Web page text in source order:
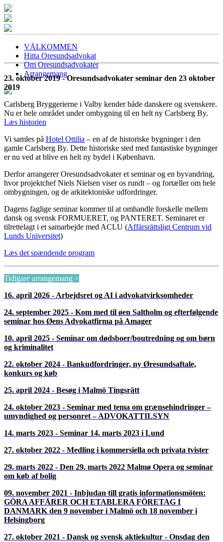
VÄLKOMMEN
Hitta Oresundsadvokat
Om Oresundsadvokater
Arrangemang
23. oktober 2019 - Oresundsadvokater seminar den 23 oktober
2019
Carlsberg Bryggerierne i Valby kender både danskere og svenskere.
Nu er hele området under ombygning til en helt ny Carlsberg By.
Læs historien
Vi samles på Hotel Ottilia – en af de historiske bygninger i den
gamle Carlsberg By. Dette historiske sted med fantastiske bygninger
er nu ved at blive en helt ny bydel i København.
Derfor arrangerer Oresundsadvokater et seminar og en byvandring,
hvor projektchef Niels Nielsen viser os rundt – og fortæller om hele
ombygningen, og de arkitektoniske udfordringer.
Dagens faglige seminar kommer til at omhandle forskelle mellem
dansk og svensk FORMUERET, og PANTERET. Seminaret er
tilrettelagt i et samarbejde med ACLU (Affärsrättsligt Centrum vid
Lunds Universitet)
Læs det spændende program
Tidigare arrangemang >
16. april 2026 - Arbejdsret og AI i advokatvirksomheder
24. september 2025 - Kom med til øen Saltholm og efterfølgende
seminar hos Øens Advokatfirma på Amager
10. april 2025 - Seminar om dødsboer/boutredning og om børn
og kriminalitet
22. oktober 2024 - Bankudfordringer, ny Øresundsaftale,
konkurs og køb
25. april 2024 - Besøg i Malmö Tingsrätt
24. oktober 2023 - Seminar med tema om grænsehindringer –
umyndighed og personret – ADVOKATTILSYN
14. marts 2023 - Seminar 14. marts 2023 i Lund
27. oktober 2022 - Medling i kommersiella och privata tvister
29. marts 2022 - Den 29. marts 2022 Malmø Opera og seminar
om køb af bolig
09. november 2021 - Inbjudan till gratis informationsmöten:
GÖRA AFFÄRER OCH ETABLERA FÖRETAG I
DANMARK den 9 november i Malmö och 18 november i
Helsingborg
27. oktober 2021 - Dansk og svensk aktiekultur - Onsdag den